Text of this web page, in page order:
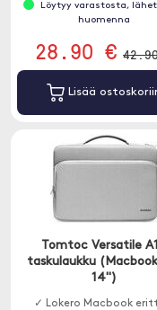
Löytyy varastosta,
huomenna
28.90 €
Lisää
Tomtoc Versatile
taskulaukku
14")
✓ Lokero Macbook